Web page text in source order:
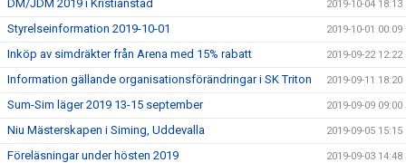
DM/JDM 2019 i Kristianstad 2019-10-04 18:13
Styrelseinformation 2019-10-01 2019-10-01 00:09
Inköp av simdräkter från Arena med 15% rabatt 2019-09-22 12:22
Information gällande organisationsförändringar i SK Triton 2019-09-11 18:20
Sum-Sim läger 2019 13-15 september 2019-09-09 09:00
Niu Mästerskapen i Siming, Uddevalla 2019-09-05 15:15
Föreläsningar under hösten 2019 2019-09-03 14:48